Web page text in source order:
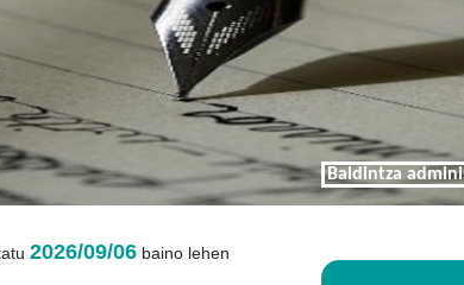
Baldintza
2026/09/06 baino lehen